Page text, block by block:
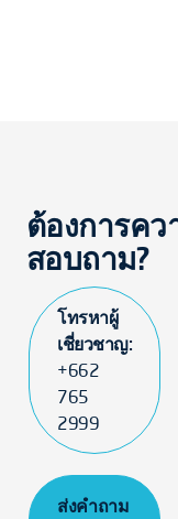
ต้องการคว
สอบถาม?
โทรหาผู้
เชี่ยวชาญ:
+662
765
2999
ส่งคำถาม